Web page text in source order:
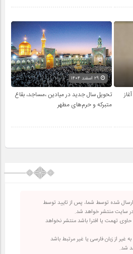
تحویل سال‌ جدید در میادین ،مساجد، بقاع
متبرکه‌ و حرم‌های‌ مطهر
شده توسط شما، پس از تایید توسط
سایت منتشر خواهد شد.
حاوی تهمت یا افترا باشد منتشر نخواهد
غیر از زبان فارسی یا غیر مرتبط باشد
شد.